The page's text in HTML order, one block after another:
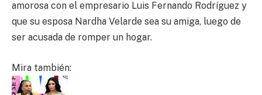
amorosa con el empresario Luis Fernando Rodríguez y
que su esposa Nardha Velarde sea su amiga, luego de
ser acusada de romper un hogar.
Mira también: